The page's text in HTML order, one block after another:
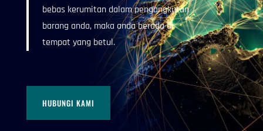
bebas kerumitan dalam pengangkutan
barang anda, maka anda berada di
tempat yang betul.
HUBUNGI KAMI